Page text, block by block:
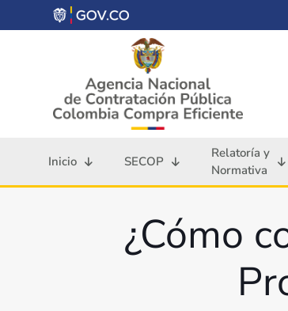
Inicio SECOP
Relatoría y
Normativa
¿Cómo